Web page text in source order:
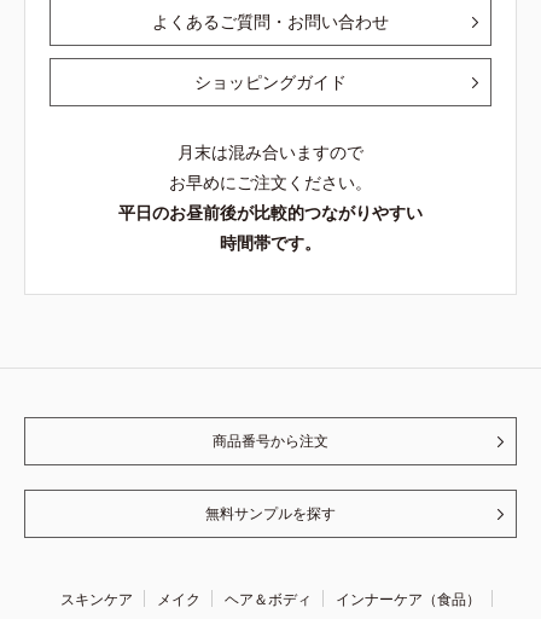
よくあるご質問・お問い合わせ
ショッピングガイド
月末は混み合いますので
お早めにご注文ください。
平日のお昼前後が比較的つながりやすい
時間帯です。
商品番号から注文
無料サンプルを探す
スキンケア メイク ヘア＆ボディ
インナーケア（食品）